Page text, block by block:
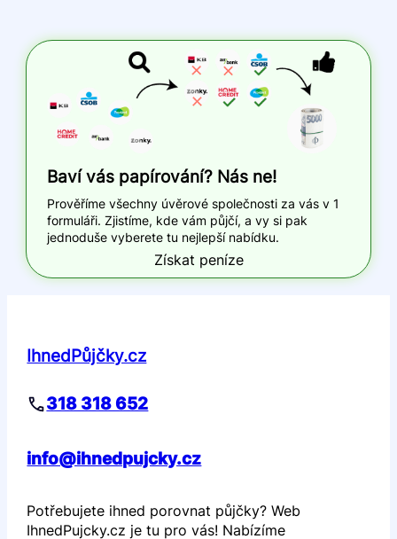
Baví vás papírování? Nás ne!
Prověříme všechny úvěrové společnosti za vás v 1
formuláři. Zjistíme, kde vám půjčí, a vy si pak
jednoduše vyberete tu nejlepší nabídku.
Získat peníze
IhnedPůjčky.cz
318 318 652
info@ihnedpujcky.cz
Potřebujete ihned porovnat půjčky? Web
IhnedPujcky.cz je tu pro vás! Nabízíme